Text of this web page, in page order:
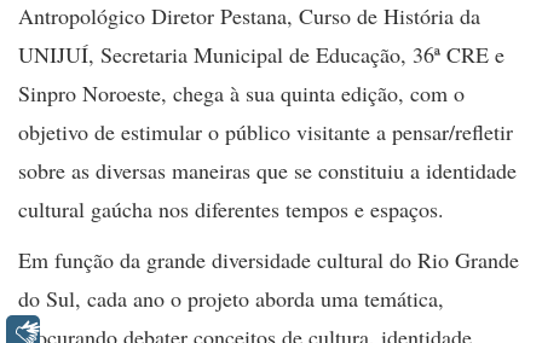
Antropológico Diretor Pestana, Curso de História da
UNIJUÍ, Secretaria Municipal de Educação, 36ª CRE e
Sinpro Noroeste, chega à sua quinta edição, com o
objetivo de estimular o público visitante a pensar/refletir
sobre as diversas maneiras que se constituiu a identidade
cultural gaúcha nos diferentes tempos e espaços.
Em função da grande diversidade cultural do Rio Grande
do Sul, cada ano o projeto aborda uma temática,
procurando debater conceitos de cultura, identidade
Libras